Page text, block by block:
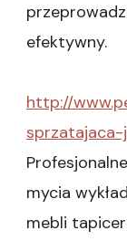
efektywny.
http://
mycia
mebli